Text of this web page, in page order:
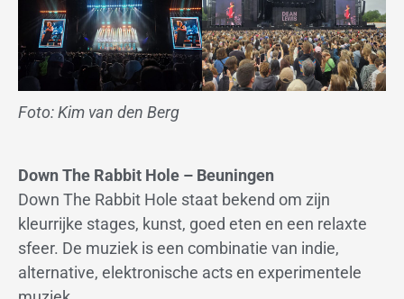
Foto: Kim van den Berg
Down The Rabbit Hole – Beuningen
Down The Rabbit Hole staat bekend om zijn
kleurrijke stages, kunst, goed eten en een relaxte
sfeer. De muziek is een combinatie van indie,
alternative, elektronische acts en experimentele